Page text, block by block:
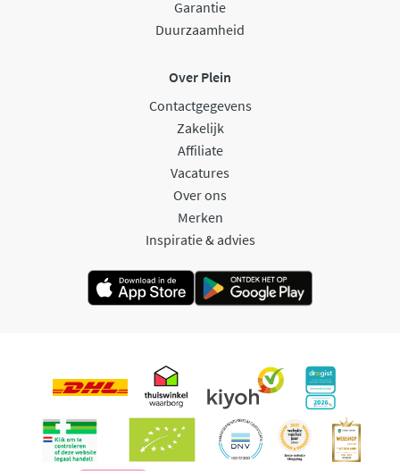
Garantie
Duurzaamheid
Over Plein
Contactgegevens
Zakelijk
Affiliate
Vacatures
Over ons
Merken
Inspiratie & advies